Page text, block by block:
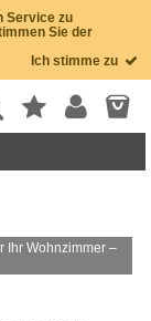
Service zu
Sie der
Ich stimme zu
Ihr Wohnzimmer –